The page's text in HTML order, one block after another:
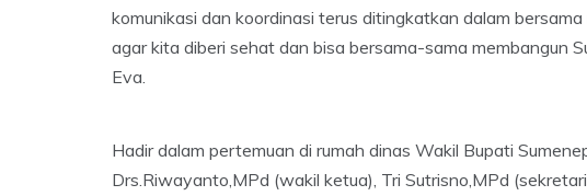
komunikasi dan koordinasi terus ditingkatkan dalam
agar kita diberi sehat dan bisa bersama-sama membangun
Eva.
Hadir dalam pertemuan di rumah dinas Wakil Bupati
Drs.Riwayanto,MPd (wakil ketua), Tri Sutrisno,MPd